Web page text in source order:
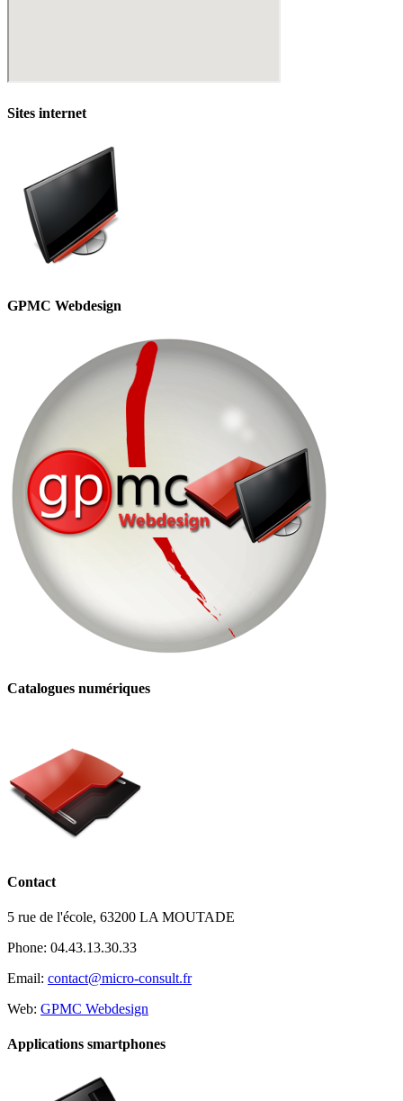
Sites internet
GPMC Webdesign
Catalogues numériques
Contact
5 rue de l'école, 63200 LA MOUTADE
Phone: 04.43.13.30.33
Email: contact@micro-consult.fr
Web: GPMC Webdesign
Applications smartphones